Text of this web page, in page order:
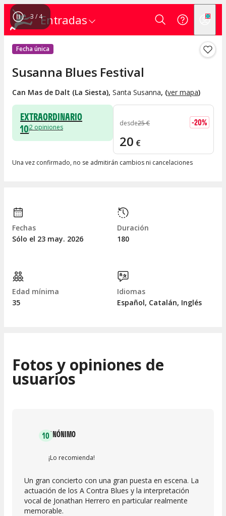
Entradas
4 / 4
Fecha única
Susanna Blues Festival
Can Mas de Dalt (La Siesta), Santa Susanna, (ver mapa)
EXTRAORDINARIO
102 opiniones desde25€ -20%
20 €
Una vez confirmado, no se admitirán cambios ni cancelaciones
Fechas
Sólo el 23 may. 2026
Duración
180
Edad mínima
35
Idiomas
Español, Catalán, Inglés
Fotos y opiniones de
usuarios
10ANÓNIMO
¡Lo recomienda!
Un gran concierto con una gran puesta en escena. La
actuación de los A Contra Blues y la interpretación
vocal de Jonathan Herrero en particular realmente
memorable.